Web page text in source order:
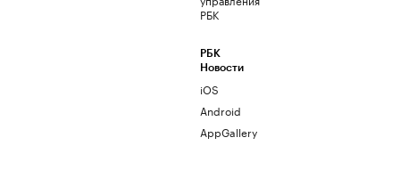
РБК
РБК
Новости
iOS
Android
AppGallery